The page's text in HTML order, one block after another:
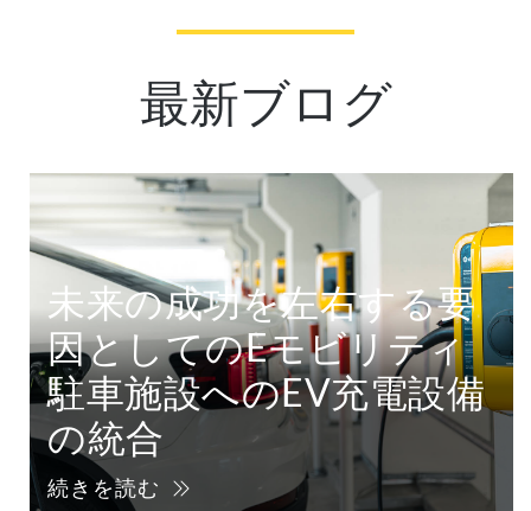
最新ブログ
未来の成功を左右する要
因としてのEモビリティ
駐車施設へのEV充電設備
の統合
続きを読む